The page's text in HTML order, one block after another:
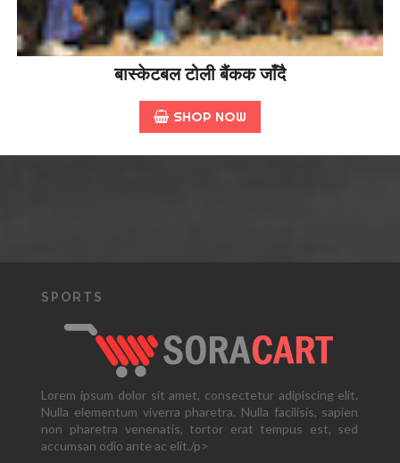
बास्केटबल टोली बैंकक जाँदै
SHOP NOW
SPORTS
Lorem ipsum dolor sit amet, consectetur adipiscing elit.
Nulla elementum viverra pharetra. Nulla facilisis, sapien
non pharetra venenatis, tortor erat tempus est, sed
accumsan odio ante ac elit./p>